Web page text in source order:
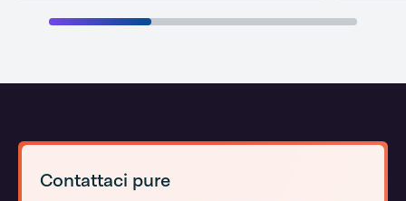
Contattaci pure